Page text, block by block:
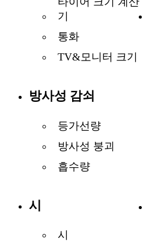
기
통화
TV&모니터 크기
방사성 감쇠
등가선량
방사성 붕괴
흡수량
시
시